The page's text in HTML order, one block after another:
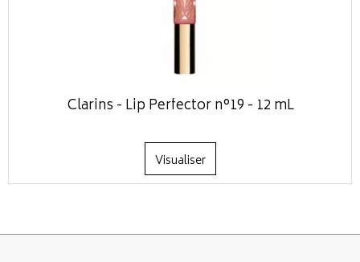
Clarins - Lip Perfector n°19 - 12 mL
Visualiser